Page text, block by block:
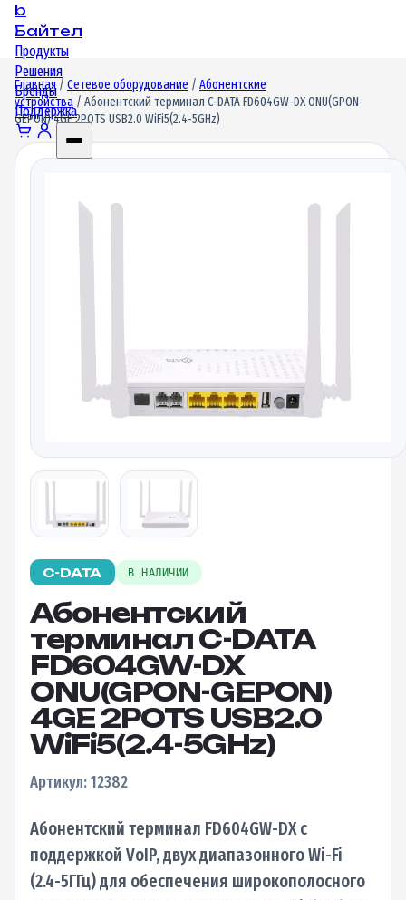
b
Байтел
Продукты
Решения
Бренды
Поддержка
Главная/ Сетевое оборудование / Абонентские
устройства / Абонентский терминал C-DATA FD604GW-DX ONU(GPON-
GEPON) 4GE 2POTS USB2.0 WiFi5(2.4-5GHz)
C-DATA В НАЛИЧИИ
Абонентский
терминал C-DATA
FD604GW-DX
ONU(GPON-GEPON)
4GE 2POTS USB2.0
WiFi5(2.4-5GHz)
Артикул: 12382
Абонентский терминал FD604GW-DX с
поддержкой VoIP, двух диапазонного Wi-Fi
(2.4-5ГГц) для обеспечения широкополосного